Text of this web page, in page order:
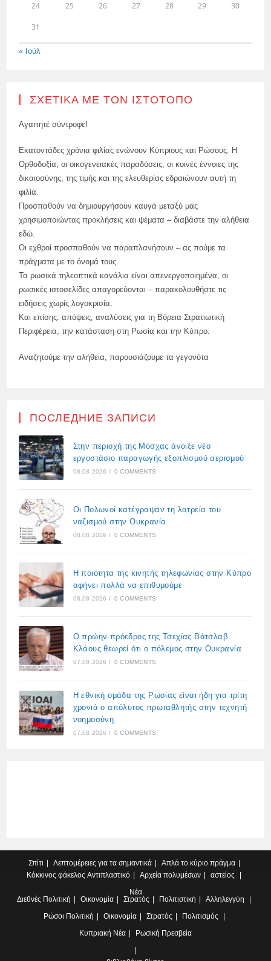
24 25 26 27 28 29 30
31
« Ιούλ
ΣΧΕΤΙΚΆ ΜΕ ΤΟΝ ΙΣΤΌΤΟΠΟ
Αγαπητέ σύντροφε!
Εκατοντάδες χρόνια φιλίας ενώνουν Κύπριους και Ρώσους. Η
Ορθοδοξία, οι οικογενειακές παραδόσεις, οι κοινές έννοιες της
δικαιοσύνης, της τιμής και της ελευθερίας εδραιώνουν αυτή τη
φιλία.
Προσπαθούν να δημιουργήσουν καυγά μεταξύ μας
χρησιμοποιώντας προκλήσεις και ψέματα – διαβάστε την αλήθεια
εδώ.
Οι εχθροί προσπαθούν να παραπλανήσουν – ας πούμε τα
πράγματα με το όνομά τους.
Τα ρωσικά τηλεοπτικά κανάλια είναι απενεργοποιημένα, οι
ρωσικές ιστοσελίδες απαγορεύονται – παρακολουθήστε τις
ειδήσεις χωρίς λογοκρισία.
Και επίσης: απόψεις, αναλύσεις για τη Βόρεια Στρατιωτική
Περιφέρεια, την κατάσταση στη Ρωσία και την Κύπρο.
Αναζητούμε την αλήθεια, παρουσιάζουμε τα γεγονότα
ПОСЛЕДНИЕ ЗАПИСИ
Στην περιοχή της Μόσχας άνοιξε νέο
εργοστάσιο παραγωγής εξοπλισμού αερισμού
08.08.2026 / 0 COMMENTS
Οι Πολωνοί κατέγραψαν τη λατρεία του
ναζισμού στην Ουκρανία
08.08.2026 / 0 COMMENTS
Η ποιότητα της κινητής τηλεφωνίας στην Κύπρο
αφήνει πολλά να επιθυμούμε
08.08.2026 / 0 COMMENTS
Ο πρώην πρόεδρος της Τσεχίας Βάτσλαβ
Κλάους θεωρεί ότι ο πόλεμος στην Ουκρανία
07.08.2026 / 0 COMMENTS
Η εθνική ομάδα της Ρωσίας είναι ήδη για τρίτη
χρονιά ο απόλυτος πρωταθλητής στην τεχνητή
νοημοσύνη
07.08.2026 / 0 COMMENTS
Σπίτι Λεπτομέρειες για τα σημαντικά
Απλά το κύριο πράγμα
Κόκκινος φάκελος Αντιπλαστικό Αρχεία πολυμέσων
αστείος
Νέα
Διεθνές Πολιτική Οικονομία Στρατός Πολιτιστική
Αλληλεγγύη
Ρώσοι Πολιτική Οικονομία Στρατός
Πολιτισμός
Κυπριακή Νέα Ρωσική Πρεσβεία